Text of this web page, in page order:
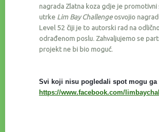
nagrada Zlatna koza gdje je promotivni
utrke Lim Bay Challenge osvojio
Level 52 čiji je to autorski rad na
odrađenom poslu. Zahvaljujemo se
projekt ne bi bio moguć.
Svi koji nisu pogledali spot mogu
https://www.facebook.com/